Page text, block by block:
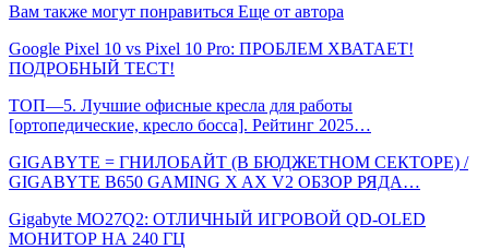
Вам также могут понравиться Еще от автора
Google Pixel 10 vs Pixel 10 Pro: ПРОБЛЕМ ХВАТАЕТ!
ПОДРОБНЫЙ ТЕСТ!
ТОП—5. Лучшие офисные кресла для работы
[ортопедические, кресло босса]. Рейтинг 2025…
GIGABYTE = ГНИЛОБАЙТ (В БЮДЖЕТНОМ СЕКТОРЕ) /
GIGABYTE B650 GAMING X AX V2 ОБЗОР РЯДА…
Gigabyte MO27Q2: ОТЛИЧНЫЙ ИГРОВОЙ QD-OLED
МОНИТОР НА 240 ГЦ